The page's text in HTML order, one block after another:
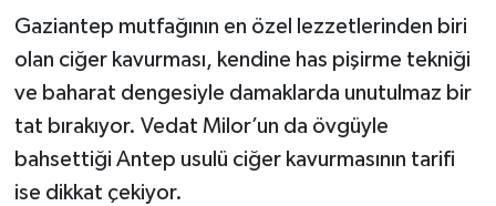
Gaziantep mutfağının en özel lezzetlerinden biri
olan ciğer kavurması, kendine has pişirme tekniği
ve baharat dengesiyle damaklarda unutulmaz bir
tat bırakıyor. Vedat Milor’un da övgüyle
bahsettiği Antep usulü ciğer kavurmasının tarifi
ise dikkat çekiyor.